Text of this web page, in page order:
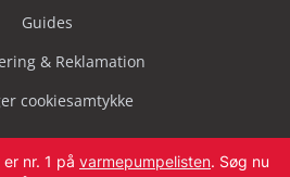
Guides
& Reklamation
cookiesamtykke
nr. 1 på varmepumpelisten. Søg nu